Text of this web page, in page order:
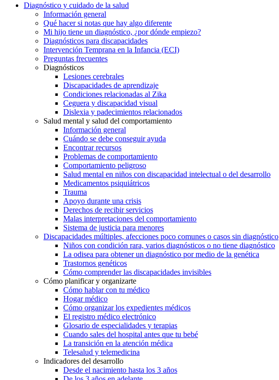
Diagnóstico y cuidado de la salud
Información general
Qué hacer si notas que hay algo diferente
Mi hijo tiene un diagnóstico, ¿por dónde empiezo?
Diagnósticos para discapacidades
Intervención Temprana en la Infancia (ECI)
Preguntas frecuentes
Diagnósticos
Lesiones cerebrales
Discapacidades de aprendizaje
Condiciones relacionadas al Zika
Ceguera y discapacidad visual
Dislexia y padecimientos relacionados
Salud mental y salud del comportamiento
Información general
Cuándo se debe conseguir ayuda
Encontrar recursos
Problemas de comportamiento
Comportamiento peligroso
Salud mental en niños con discapacidad intelectual o del desarrollo
Medicamentos psiquiátricos
Trauma
Apoyo durante una crisis
Derechos de recibir servicios
Malas interpretaciones del comportamiento
Sistema de justicia para menores
Discapacidades múltiples, afecciones poco comunes o casos sin diagnóstico
Niños con condición rara, varios diagnósticos o no tiene diagnóstico
La odisea para obtener un diagnóstico por medio de la genética
Trastornos genéticos
Cómo comprender las discapacidades invisibles
Cómo planificar y organizarte
Cómo hablar con tu médico
Hogar médico
Cómo organizar los expedientes médicos
El registro médico electrónico
Glosario de especialidades y terapias
Cuando sales del hospital antes que tu bebé
La transición en la atención médica
Telesalud y telemedicina
Indicadores del desarrollo
Desde el nacimiento hasta los 3 años